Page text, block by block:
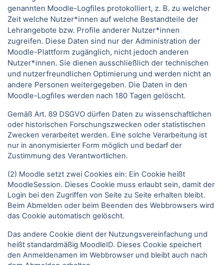
genannten Moodle-Logfiles protokolliert, z. B. zu welcher
Zeit welche Nutzer*innen auf welche Bestandteile der
Lehrangebote bzw. Profile anderer Nutzer*innen
zugreifen. Diese Daten sind nur der Administration der
Moodle-Plattform zugänglich, nicht jedoch anderen
Nutzer*innen. Sie dienen ausschließlich der technischen
und nutzerfreundlichen Optimierung und werden nicht an
andere Personen weitergegeben. Die Daten in den
Moodle-Logfiles werden nach 180 Tagen gelöscht.
Gemäß Art. 89 DSGVO dürfen Daten zu wissenschaftlichen
oder historischen Forschungszwecken oder statistischen
Zwecken verarbeitet werden. Eine solche Verarbeitung ist
nur in anonymisierter Form möglich und bedarf der
Zustimmung des Verantwortlichen.
(2) Moodle setzt zwei Cookies ein: Ein Cookie heißt
MoodleSession. Dieses Cookie muss erlaubt sein, damit der
Login bei den Zugriffen von Seite zu Seite erhalten bleibt.
Beim Abmelden oder beim Beenden des Webbrowsers wird
das Cookie automatisch gelöscht.
Das andere Cookie dient der Nutzungsvereinfachung und
heißt standardmäßig MoodleID. Dieses Cookie speichert
den Anmeldenamen im Webbrowser und bleibt auch nach